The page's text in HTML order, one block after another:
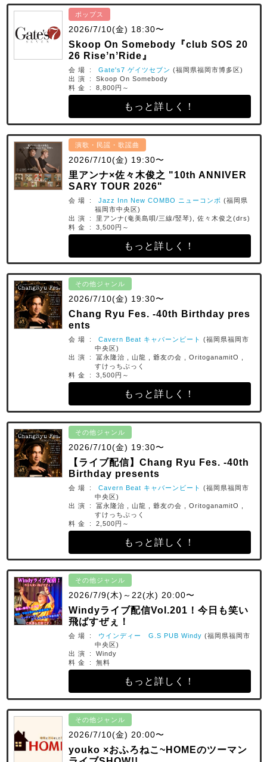
ポップス
2026/7/10(金) 18:30〜
Skoop On Somebody『club SOS 20
26 RiseʼnʼRide』
会 場 : Gate's7 ゲイツセブン (福岡県福岡市博多区)
出 演 : Skoop On Somebody
料 金 : 8,800円～
もっと詳しく！
演歌・民謡・歌謡曲
2026/7/10(金) 19:30〜
里アンナ×佐々木俊之 "10th ANNIVER
SARY TOUR 2026"
会 場 : Jazz Inn New COMBO ニューコンボ (福岡県
福岡市中央区)
出 演 : 里アンナ(奄美島唄/三線/竪琴), 佐々木俊之(drs)
料 金 : 3,500円～
もっと詳しく！
その他ジャンル
2026/7/10(金) 19:30〜
Chang Ryu Fes. -40th Birthday pres
ents
会 場 : Cavern Beat キャバーンビート (福岡県福岡市
中央区)
出 演 : 冨永隆治 , 山龍 , 爺友の会 , OritoganamitO ,
すけっちぶっく
料 金 : 3,500円～
もっと詳しく！
その他ジャンル
2026/7/10(金) 19:30〜
【ライブ配信】Chang Ryu Fes. -40th
Birthday presents
会 場 : Cavern Beat キャバーンビート (福岡県福岡市
中央区)
出 演 : 冨永隆治 , 山龍 , 爺友の会 , OritoganamitO ,
すけっちぶっく
料 金 : 2,500円～
もっと詳しく！
その他ジャンル
2026/7/9(木)～22(水) 20:00〜
Windyライブ配信Vol.201！今日も笑い
飛ばすぜぇ！
会 場 : ウインディー G.S PUB Windy (福岡県福岡市
中央区)
出 演 : Windy
料 金 : 無料
もっと詳しく！
その他ジャンル
2026/7/10(金) 20:00〜
youko ×おふろねこ~HOMEのツーマン